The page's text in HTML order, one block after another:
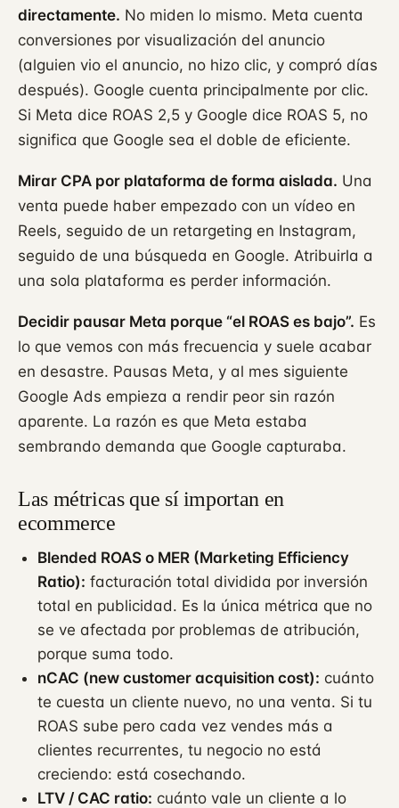
directamente. No miden lo mismo. Meta cuenta
conversiones por visualización del anuncio
(alguien vio el anuncio, no hizo clic, y compró días
después). Google cuenta principalmente por clic.
Si Meta dice ROAS 2,5 y Google dice ROAS 5, no
significa que Google sea el doble de eficiente.
Mirar CPA por plataforma de forma aislada. Una
venta puede haber empezado con un vídeo en
Reels, seguido de un retargeting en Instagram,
seguido de una búsqueda en Google. Atribuirla a
una sola plataforma es perder información.
Decidir pausar Meta porque “el ROAS es bajo”. Es
lo que vemos con más frecuencia y suele acabar
en desastre. Pausas Meta, y al mes siguiente
Google Ads empieza a rendir peor sin razón
aparente. La razón es que Meta estaba
sembrando demanda que Google capturaba.
Las métricas que sí importan en
ecommerce
Blended ROAS o MER (Marketing Efficiency
Ratio): facturación total dividida por inversión
total en publicidad. Es la única métrica que no
se ve afectada por problemas de atribución,
porque suma todo.
nCAC (new customer acquisition cost): cuánto
te cuesta un cliente nuevo, no una venta. Si tu
ROAS sube pero cada vez vendes más a
clientes recurrentes, tu negocio no está
creciendo: está cosechando.
LTV / CAC ratio: cuánto vale un cliente a lo